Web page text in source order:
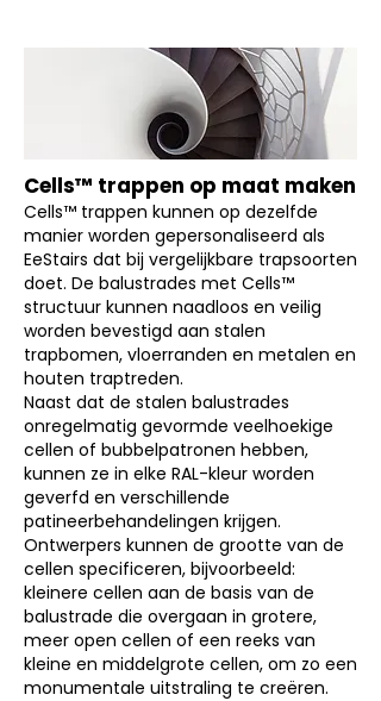
Cells™ trappen op maat maken
Cells™ trappen kunnen op dezelfde
manier worden gepersonaliseerd als
EeStairs dat bij vergelijkbare trapsoorten
doet. De balustrades met Cells™
structuur kunnen naadloos en veilig
worden bevestigd aan stalen
trapbomen, vloerranden en metalen en
houten traptreden.
Naast dat de stalen balustrades
onregelmatig gevormde veelhoekige
cellen of bubbelpatronen hebben,
kunnen ze in elke RAL-kleur worden
geverfd en verschillende
patineerbehandelingen krijgen.
Ontwerpers kunnen de grootte van de
cellen specificeren, bijvoorbeeld:
kleinere cellen aan de basis van de
balustrade die overgaan in grotere,
meer open cellen of een reeks van
kleine en middelgrote cellen, om zo een
monumentale uitstraling te creëren.